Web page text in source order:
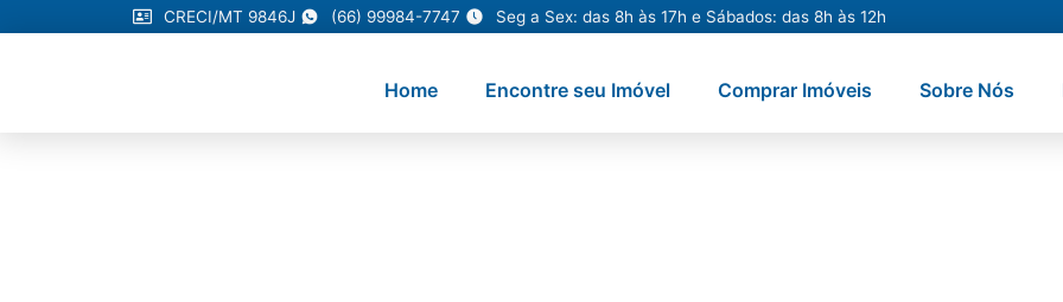
CRECI/MT 9846J (66) 99984-7747 Seg a Sex: das 8h às 17h e Sábados: das 8h às 12h
Home Encontre seu Imóvel Comprar Imóveis Sobre Nós